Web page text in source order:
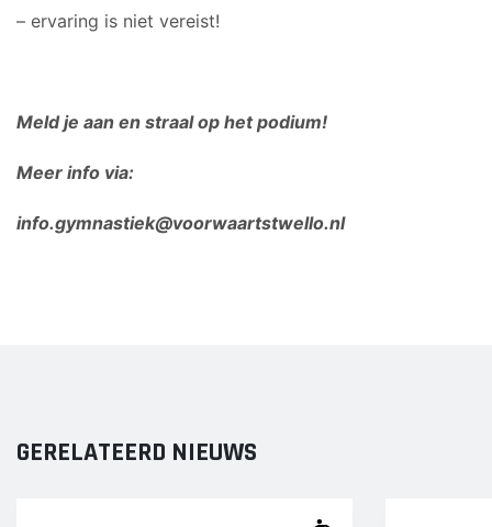
– ervaring is niet vereist!
Meld je aan en straal op het podium!
Meer info via:
info.gymnastiek@voorwaartstwello.nl
GERELATEERD NIEUWS